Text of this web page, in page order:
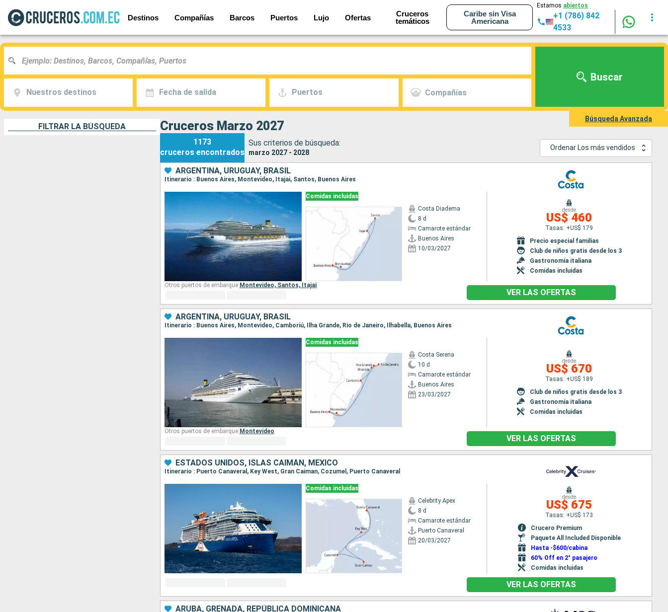
Destinos Compañías Barcos Puertos Lujo Ofertas
Cruceros
temáticos
Caribe sin Visa
Americana
Estamos abiertos
+1 (786) 842
4533
Nuestros destinos Fecha de salida Puertos Compañías
Buscar
Búsqueda Avanzada
FILTRAR LA BÚSQUEDA Cruceros Marzo 2027
1173
cruceros encontrados
Sus criterios de búsqueda:
marzo 2027 - 2028
Ordenar Los más vendidos
ARGENTINA, URUGUAY, BRASIL
Itinerario : Buenos Aires, Montevideo, Itajai, Santos, Buenos Aires
Comidas incluidas
Costa Diadema
8 d
Camarote estándar
Buenos Aires
10/03/2027
desde
US$ 460
Tasas: +US$ 179
Precio especial familias
Club de niños gratis desde los 3
Gastronomía italiana
Comidas incluidas
Otros puertos de embarque: Montevideo, Santos, Itajai
VER LAS OFERTAS
ARGENTINA, URUGUAY, BRASIL
Itinerario : Buenos Aires, Montevideo, Camboriú, Ilha Grande, Rio de Janeiro, Ilhabella, Buenos Aires
Comidas incluidas
Costa Serena
10 d
Camarote estándar
Buenos Aires
23/03/2027
desde
US$ 670
Tasas: +US$ 189
Club de niños gratis desde los 3
Gastronomía italiana
Comidas incluidas
Otros puertos de embarque: Montevideo
VER LAS OFERTAS
ESTADOS UNIDOS, ISLAS CAIMÁN, MÉXICO
Itinerario : Puerto Canaveral, Key West, Gran Caiman, Cozumel, Puerto Canaveral
Comidas incluidas
Celebrity Apex
8 d
Camarote estándar
Puerto Canaveral
20/03/2027
desde
US$ 675
Tasas: +US$ 173
Crucero Premium
Paquete All Included Disponible
Hasta -$600/cabina
60% Off en 2° pasajero
Comidas incluidas
VER LAS OFERTAS
ARUBA, GRENADA, REPÚBLICA DOMINICANA